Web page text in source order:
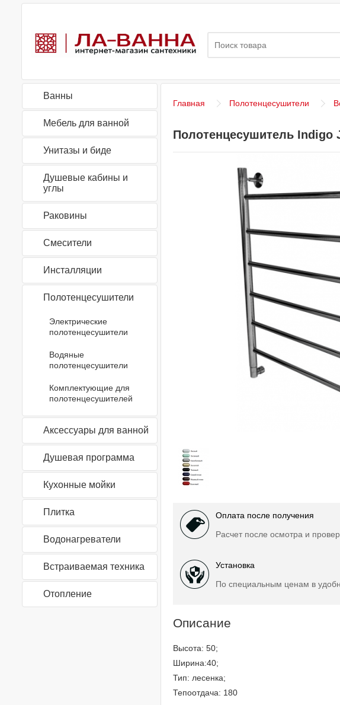
Ванны
Мебель для ванной
Унитазы и биде
Душевые кабины и
углы
Раковины
Смесители
Инсталляции
Полотенцесушители
Электрические
полотенцесушители
Водяные
полотенцесушители
Комплектующие для
полотенцесушителей
Аксессуары для ванной
Душевая программа
Кухонные мойки
Плитка
Водонагреватели
Встраиваемая техника
Отопление
Главная Полотенцесушители
Полотенцесушитель Indigo
Оплата после получения
Расчет после осмотра и
Установка
По специальным ценам в
Описание
Высота: 50;
Ширина:40;
Тип: лесенка;
Тепоотдача: 180